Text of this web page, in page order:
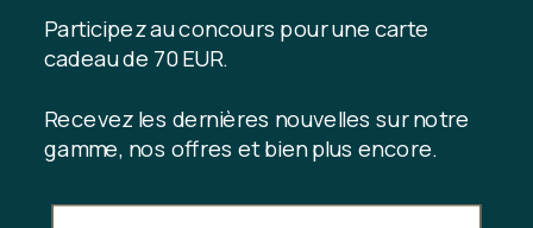
Abonnez-vous au club client
Nous contacter
INFORMATION
Participez au concours pour une carte
cadeau de 70 EUR.
Recevez les dernières nouvelles sur notre
gamme, nos offres et bien plus encore.